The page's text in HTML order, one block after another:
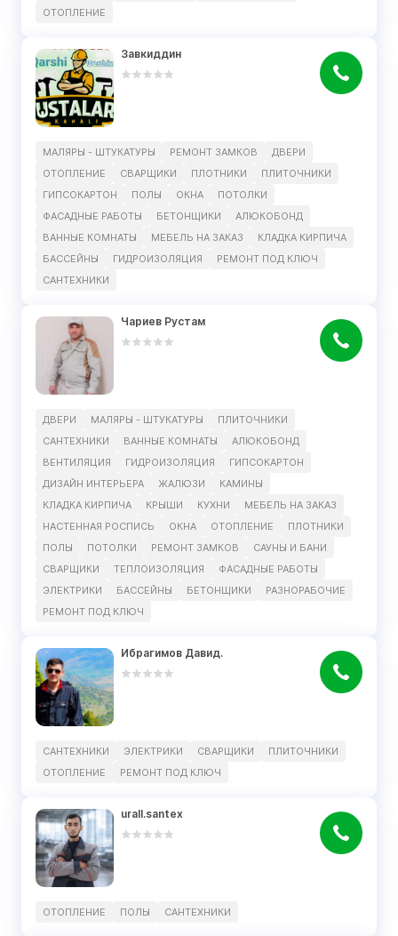
ОТОПЛЕНИЕ
Завкиддин
МАЛЯРЫ - ШТУКАТУРЫ РЕМОНТ ЗАМКОВ
ДВЕРИ
ОТОПЛЕНИЕ
СВАРЩИКИ ПЛОТНИКИ
ПЛИТОЧНИКИ
ГИПСОКАРТОН
ПОЛЫ ОКНА
ПОТОЛКИ
ФАСАДНЫЕ РАБОТЫ
БЕТОНЩИКИ
АЛЮКОБОНД
ВАННЫЕ КОМНАТЫ
МЕБЕЛЬ НА ЗАКАЗ
КЛАДКА КИРПИЧА
БАССЕЙНЫ
ГИДРОИЗОЛЯЦИЯ
РЕМОНТ ПОД КЛЮЧ
САНТЕХНИКИ
Чариев Рустам
ДВЕРИ МАЛЯРЫ - ШТУКАТУРЫ
ПЛИТОЧНИКИ
САНТЕХНИКИ
ВАННЫЕ КОМНАТЫ
АЛЮКОБОНД
ВЕНТИЛЯЦИЯ
ГИДРОИЗОЛЯЦИЯ
ГИПСОКАРТОН
ДИЗАЙН ИНТЕРЬЕРА
ЖАЛЮЗИ
КАМИНЫ
КЛАДКА КИРПИЧА
КРЫШИ КУХНИ
МЕБЕЛЬ НА ЗАКАЗ
НАСТЕННАЯ РОСПИСЬ
ОКНА ОТОПЛЕНИЕ
ПЛОТНИКИ
ПОЛЫ
ПОТОЛКИ РЕМОНТ ЗАМКОВ
САУНЫ И БАНИ
СВАРЩИКИ
ТЕПЛОИЗОЛЯЦИЯ
ФАСАДНЫЕ РАБОТЫ
ЭЛЕКТРИКИ
БАССЕЙНЫ БЕТОНЩИКИ
РАЗНОРАБОЧИЕ
РЕМОНТ ПОД КЛЮЧ
Ибрагимов Давид.
САНТЕХНИКИ ЭЛЕКТРИКИ СВАРЩИКИ
ПЛИТОЧНИКИ
ОТОПЛЕНИЕ
РЕМОНТ ПОД КЛЮЧ
urall.santex
ОТОПЛЕНИЕ ПОЛЫ САНТЕХНИКИ